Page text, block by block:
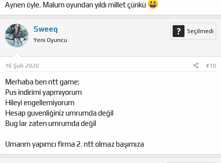
Aynen öyle. Malum oyundan yıldı millet çünkü
Sweeq
Yeni Oyuncu
Seçilmedi
16 Şub 2020 #10
Merhaba ben ntt game;
Pus indirimi yapmıyorum
Hileyi engellemiyorum
Hesap guvenliğiniz umrumda değil
Bug lar zaten umrumda değil
Umarım yapımcı firma 2. ntt olmaz başımıza